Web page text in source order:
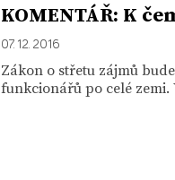
KOMENTÁŘ: K
07. 12. 2016
Zákon o střetu zájmů
funkcionářů po celé zemi.